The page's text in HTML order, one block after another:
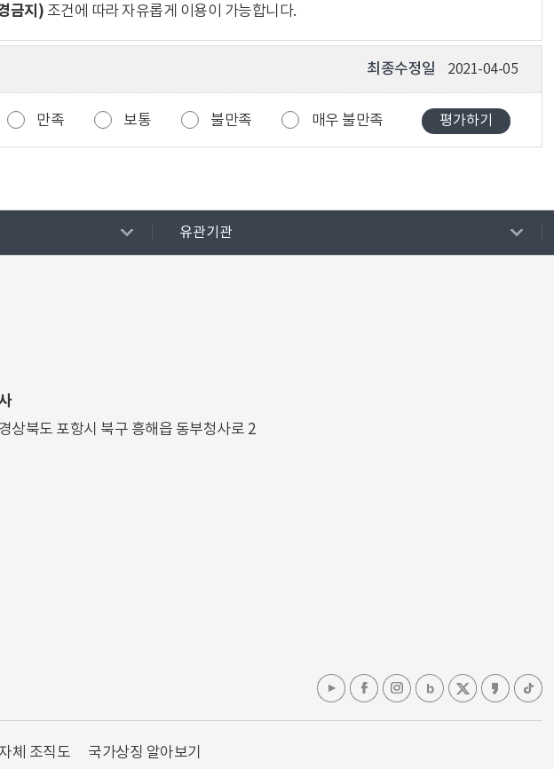
금지) 조건에 따라 자유롭게 이용이 가능합니다.
최종수정일 2021-04-05
만족 보통 불만족 매우 불만족
유관기관
상북도 포항시 북구 흥해읍 동부청사로 2
체 조직도 국가상징 알아보기